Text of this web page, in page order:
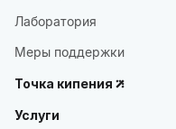
Лаборатория
Меры поддержки
Точка кипения
Услуги